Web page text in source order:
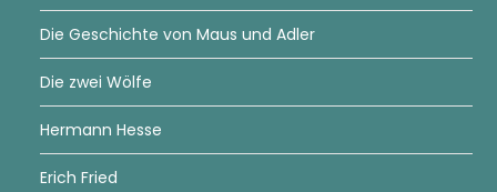
Die Geschichte von Maus und Adler
Die zwei Wölfe
Hermann Hesse
Erich Fried